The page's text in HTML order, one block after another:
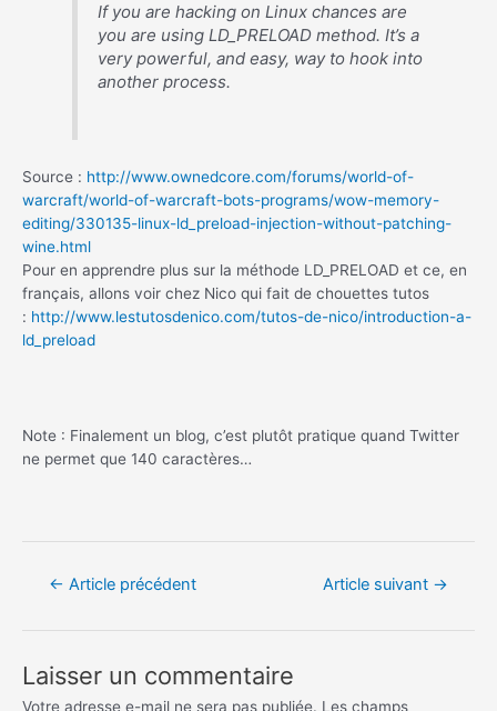
If you are hacking on Linux chances are
you are using LD_PRELOAD method. It’s a
very powerful, and easy, way to hook into
another process.
Source : http://www.ownedcore.com/forums/world-of-
warcraft/world-of-warcraft-bots-programs/wow-memory-
editing/330135-linux-ld_preload-injection-without-patching-
wine.html
Pour en apprendre plus sur la méthode LD_PRELOAD et ce, en
français, allons voir chez Nico qui fait de chouettes tutos
: http://www.lestutosdenico.com/tutos-de-nico/introduction-a-
ld_preload
Note : Finalement un blog, c’est plutôt pratique quand Twitter
ne permet que 140 caractères…
Navigation
← Article précédent Article suivant →
Laisser un commentaire
Votre adresse e-mail ne sera pas publiée. Les champs